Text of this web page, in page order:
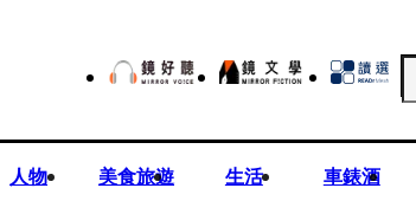
人物 美食旅遊 生活 車錶酒